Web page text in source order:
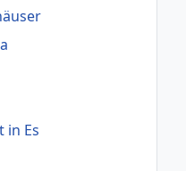
in Es